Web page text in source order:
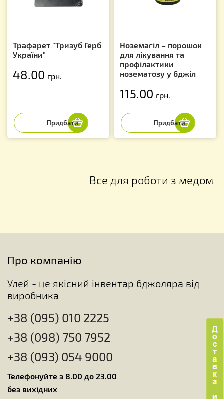
Трафарет "Тризуб Герб
України"
48.00 грн.
Ноземагіл – порошок
для лікування та
профілактики
нозематозу у бджіл
115.00 грн.
Все для роботи з медом
Про компанію
Улей - це якісний інвентар бджоляра від
виробника
+38 (095) 010 2225
+38 (098) 750 7952
+38 (093) 054 9000
Телефонуйте з 8.00 до 23.00
без вихідних